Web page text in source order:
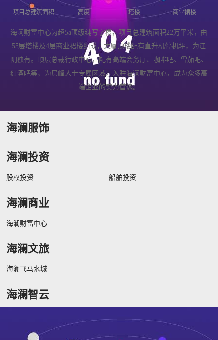
项目总建筑面积 高度 塔楼 商业裙楼
海澜财富中心为超5a顶级纯写字楼，项目总建筑面积22万平米，由
55层塔楼及4层商业裙楼组成，大厦顶楼配有直升机停机坪，为江
阴独有。顶层总裁行政中心，配有高端会务厅、咖啡吧、雪茄吧、
红酒吧等，为层峰人士专属区域。入驻海澜财富中心，成为众多高
端企业的实力首选。
海澜服饰
海澜投资
股权投资 船舶投资
海澜商业
海澜财富中心
海澜文旅
海澜飞马水城
海澜智云